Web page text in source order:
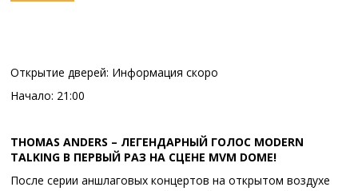
Открытие дверей: Информация скоро
Начало: 21:00
THOMAS ANDERS – ЛЕГЕНДАРНЫЙ ГОЛОС MODERN
TALKING В ПЕРВЫЙ РАЗ НА СЦЕНЕ MVM DOME!
После серии аншлаговых концертов на открытом воздухе